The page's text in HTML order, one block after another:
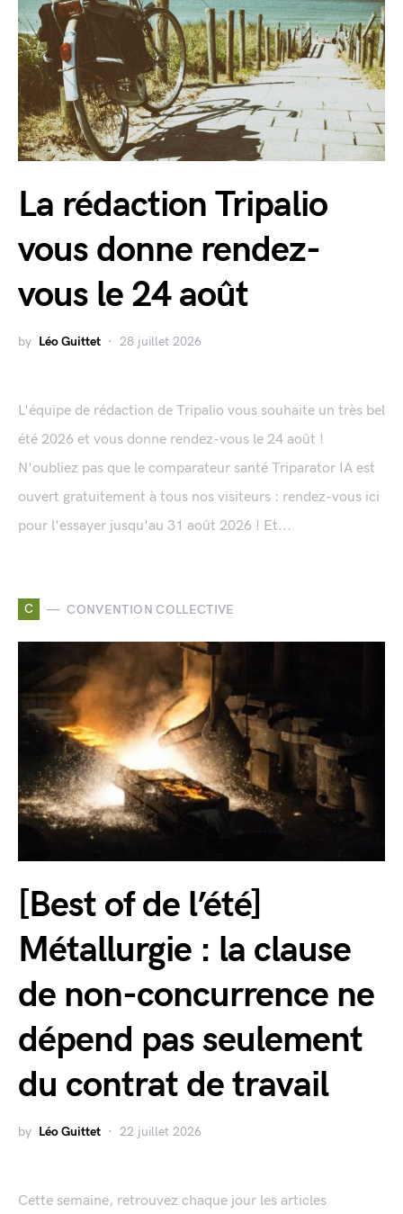
La rédaction Tripalio
vous donne rendez-
vous le 24 août
by Léo Guittet 28 juillet 2026
L'équipe de rédaction de Tripalio vous souhaite un très bel
été 2026 et vous donne rendez-vous le 24 août !
N'oubliez pas que le comparateur santé Triparator IA est
ouvert gratuitement à tous nos visiteurs : rendez-vous ici
pour l'essayer jusqu'au 31 août 2026 ! Et...
C CONVENTION COLLECTIVE
[Best of de l’été]
Métallurgie : la clause
de non-concurrence ne
dépend pas seulement
du contrat de travail
by Léo Guittet 22 juillet 2026
Cette semaine, retrouvez chaque jour les articles